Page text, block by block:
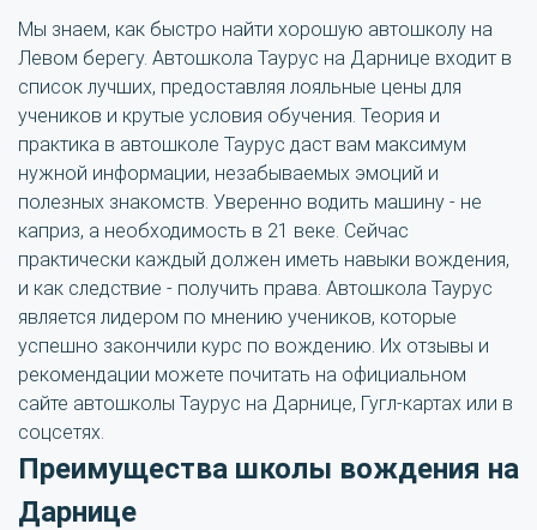
Мы знаем, как быстро найти хорошую автошколу на
Левом берегу. Автошкола Таурус на Дарнице входит в
список лучших, предоставляя лояльные цены для
учеников и крутые условия обучения. Теория и
практика в автошколе Таурус даст вам максимум
нужной информации, незабываемых эмоций и
полезных знакомств. Уверенно водить машину - не
каприз, а необходимость в 21 веке. Сейчас
практически каждый должен иметь навыки вождения,
и как следствие - получить права. Автошкола Таурус
является лидером по мнению учеников, которые
успешно закончили курс по вождению. Их отзывы и
рекомендации можете почитать на официальном
сайте автошколы Таурус на Дарнице, Гугл-картах или в
соцсетях.
Преимущества школы вождения на
Дарнице